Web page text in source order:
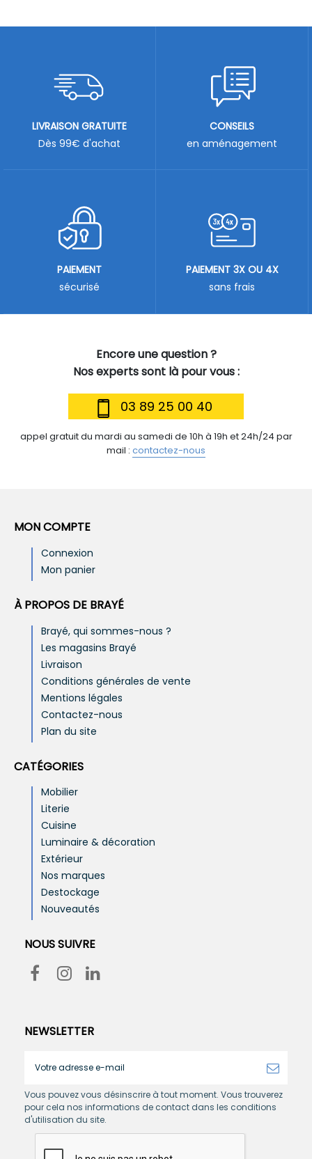
Encore une question ?
Nos experts sont là pour vous :
03 89 25 00 40
appel gratuit du mardi au samedi de 10h à 19h et 24h/24 par
mail : contactez-nous
LIVRAISON GRATUITE
Dès 99€ d'achat
CONSEILS
en aménagement
PAIEMENT
sécurisé
PAIEMENT 3X OU 4X
sans frais
MON COMPTE
Connexion
Mon panier
À PROPOS DE BRAYÉ
Brayé, qui sommes-nous ?
Les magasins Brayé
Livraison
Conditions générales de vente
Mentions légales
Contactez-nous
Plan du site
CATÉGORIES
Mobilier
Literie
Cuisine
Luminaire & décoration
Extérieur
Nos marques
Destockage
Nouveautés
NOUS SUIVRE
NEWSLETTER
Vous pouvez vous désinscrire à tout moment. Vous trouverez
pour cela nos informations de contact dans les conditions
d'utilisation du site.